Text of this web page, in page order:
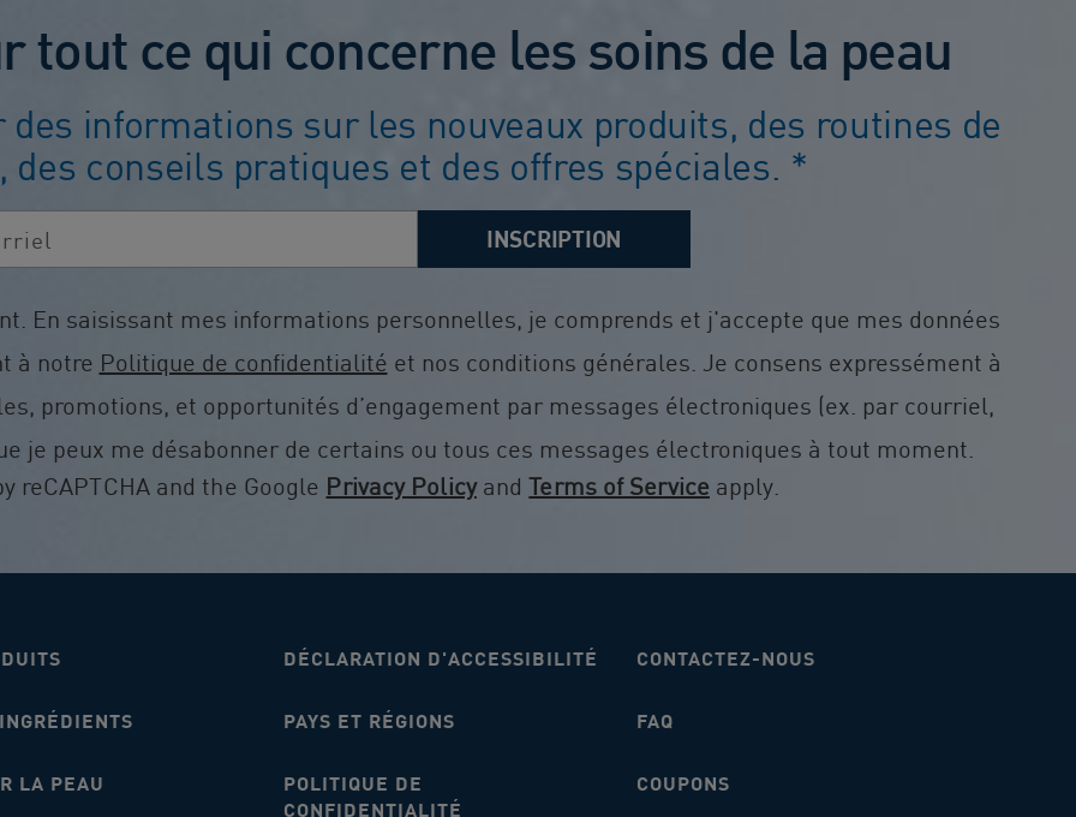
tout ce qui concerne les soins de la peau
informations sur les nouveaux produits, des routines de
des conseils pratiques et des offres spéciales. *
INSCRIPTION
En saisissant mes informations personnelles, je comprends et j'accepte que mes données
à notre Politique de confidentialité et nos conditions générales. Je consens expressément à
promotions, et opportunités d’engagement par messages électroniques (ex. par courriel,
je peux me désabonner de certains ou tous ces messages électroniques à tout moment.
reCAPTCHA and the Google Privacy PolicyandTerms of Service apply.
LA PEAU
DÉCLARATION D'ACCESSIBILITÉ CONTACTEZ-NOUS
PAYS ET RÉGIONS FAQ
POLITIQUE DE
CONFIDENTIALITÉ
COUPONS